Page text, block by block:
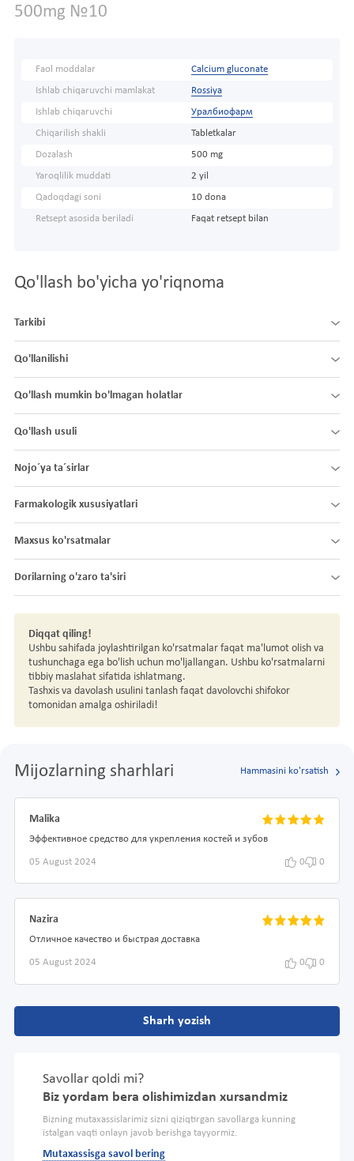
500mg №10
Faol moddalar Calcium gluconate
Ishlab chiqaruvchi mamlakat Rossiya
Ishlab chiqaruvchi Уралбиофарм
Chiqarilish shakli Tabletkalar
Dozalash 500 mg
Yaroqlilik muddati 2 yil
Qadoqdagi soni 10 dona
Retsept asosida beriladi Faqat retsept bilan
Qo'llash bo'yicha yo'riqnoma
Tarkibi
Qo'llanilishi
Qo'llash mumkin bo'lmagan holatlar
Qo'llash usuli
Nojo´ya ta´sirlar
Farmakologik xususiyatlari
Maxsus ko'rsatmalar
Dorilarning o'zaro ta'siri
Diqqat qiling!
Ushbu sahifada joylashtirilgan ko'rsatmalar faqat ma'lumot olish va
tushunchaga ega bo'lish uchun mo'ljallangan. Ushbu ko'rsatmalarni
tibbiy maslahat sifatida ishlatmang.
Tashxis va davolash usulini tanlash faqat davolovchi shifokor
tomonidan amalga oshiriladi!
Mijozlarning sharhlari Hammasini ko'rsatish
Malika
Эффективное средство для укрепления костей и зубов
05 August 2024 0 0
Nazira
Отличное качество и быстрая доставка
05 August 2024 0 0
Sharh yozish
Savollar qoldi mi?
Biz yordam bera olishimizdan xursandmiz
Bizning mutaxassislarimiz sizni qiziqtirgan savollarga kunning
istalgan vaqti onlayn javob berishga tayyormiz.
Mutaxassisga savol bering